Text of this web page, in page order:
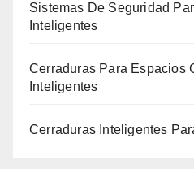
Sistemas De Seguridad
Inteligentes
Cerraduras Para Espacios
Inteligentes
Cerraduras Inteligentes